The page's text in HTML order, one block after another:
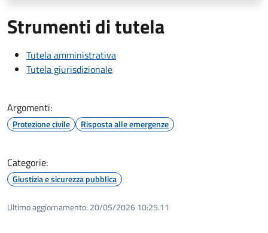
Strumenti di tutela
Tutela amministrativa
Tutela giurisdizionale
Argomenti:
Protezione civile Risposta alle emergenze
Categorie:
Giustizia e sicurezza pubblica
Ultimo aggiornamento: 20/05/2026 10:25.11